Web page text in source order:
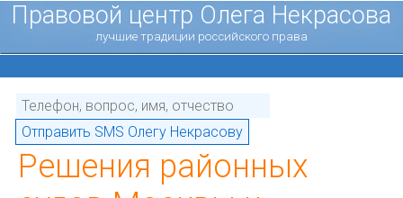
Правовой центр Олега Некрасова
лучшие традиции российского права
Решения районных